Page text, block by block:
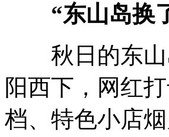
“东山岛换
秋日的东山
阳西下，网红
档、特色小店